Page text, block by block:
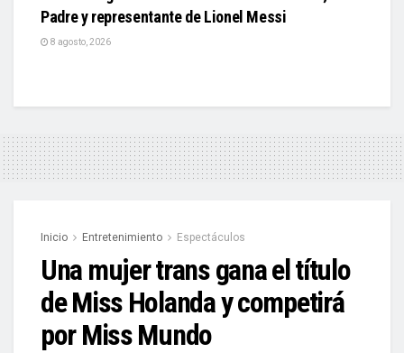
Padre y representante de Lionel Messi
8 agosto, 2026
Inicio Entretenimiento Espectáculos
Una mujer trans gana el título
de Miss Holanda y competirá
por Miss Mundo